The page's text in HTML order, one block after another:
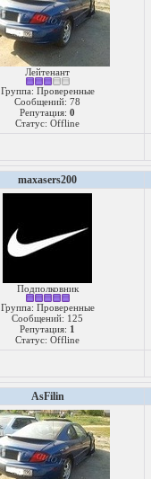
Лейтенант
Группа: Проверенные
Сообщений: 78
Репутация: 0
Статус: Offline
maxasers200
Подполковник
Группа: Проверенные
Сообщений: 125
Репутация: 1
Статус: Offline
AsFilin